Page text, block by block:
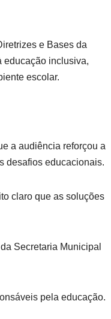
e Bases da
educação inclusiva,
escolar.
a audiência reforçou a
desafios educacionais.
claro que as soluções
Secretaria Municipal
pela educação.